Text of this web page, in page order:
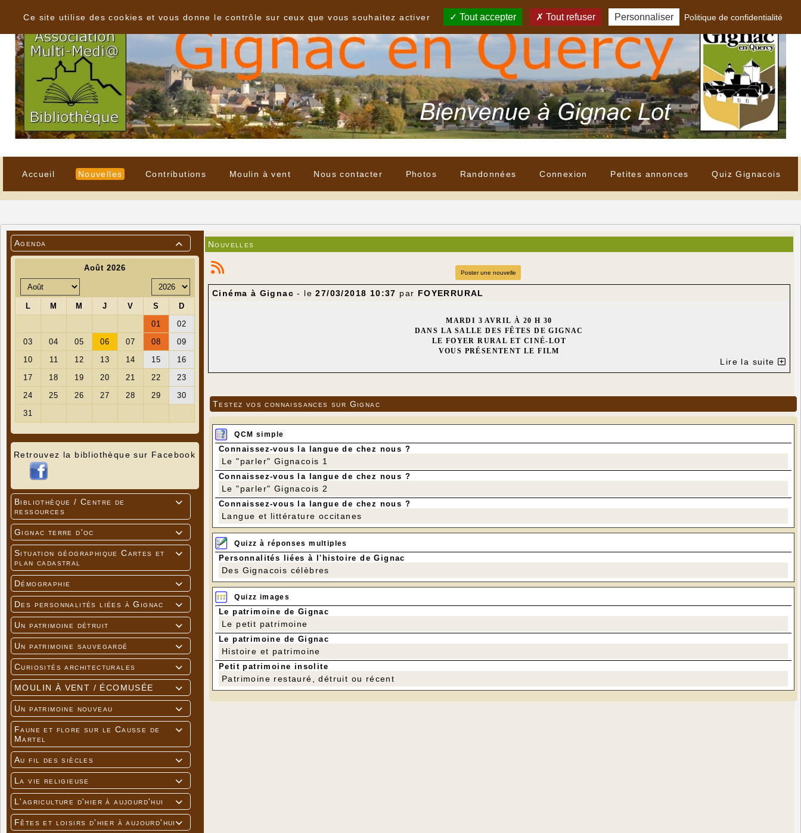
Accueil Nouvelles Contributions Moulin à vent Nous contacter Photos Randonnées Connexion Petites annonces Quiz Gignacois

Agenda
Retrouvez la bibliothèque sur Facebook

Bibliothèque / Centre de
ressources

Gignac terre d'oc

Situation géographique Cartes et
plan cadastral

Démographie

Des personnalités liées à Gignac

Un patrimoine détruit

Un patrimoine sauvegardé

Curiosités architecturales

MOULIN À VENT / ÉCOMUSÉE

Un patrimoine nouveau

Faune et flore sur le Causse de
Martel

Au fil des siècles

La vie religieuse

L'agriculture d'hier à aujourd'hui

Fêtes et loisirs d'hier à aujourd'hui
Nouvelles
Poster une nouvelle
Cinéma à Gignac - le27/03/2018 10:37 par FOYERRURAL
MARDI 3 AVRIL À 20 H 30
DANS LA SALLE DES FÊTES DE GIGNAC
LE FOYER RURAL ET CINÉ-LOT
VOUS PRÉSENTENT LE FILM
---
Lire la suite
Testez vos connaissances sur Gignac
QCM simple
Connaissez-vous la langue de chez nous ?
Le "parler" Gignacois 1
Connaissez-vous la langue de chez nous ?
Le "parler" Gignacois 2
Connaissez-vous la langue de chez nous ?
Langue et littérature occitanes
Quizz à réponses multiples
Personnalités liées à l'histoire de Gignac
Des Gignacois célèbres
Quizz images
Le patrimoine de Gignac
Le petit patrimoine
Le patrimoine de Gignac
Histoire et patrimoine
Petit patrimoine insolite
Patrimoine restauré, détruit ou récent
Ce site utilise des cookies et vous donne le contrôle sur ceux que vous souhaitez activer
Tout accepter Tout refuser Personnaliser Politique de confidentialité